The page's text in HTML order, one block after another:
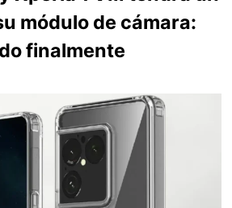
módulo de cámara:
finalmente